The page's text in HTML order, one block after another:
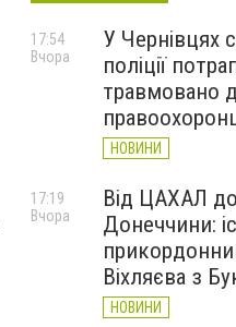
У Чернівцях
поліції
травмовано
НОВИНИ
17:54
Вчора
Від ЦАХАЛ
Донеччини:
Віхляєва з
НОВИНИ
17:19
Вчора